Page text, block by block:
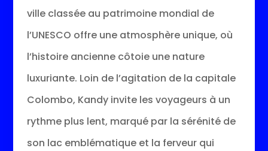
ville classée au patrimoine mondial de
l’UNESCO offre une atmosphère unique, où
l’histoire ancienne côtoie une nature
luxuriante. Loin de l’agitation de la capitale
Colombo, Kandy invite les voyageurs à un
rythme plus lent, marqué par la sérénité de
son lac emblématique et la ferveur qui